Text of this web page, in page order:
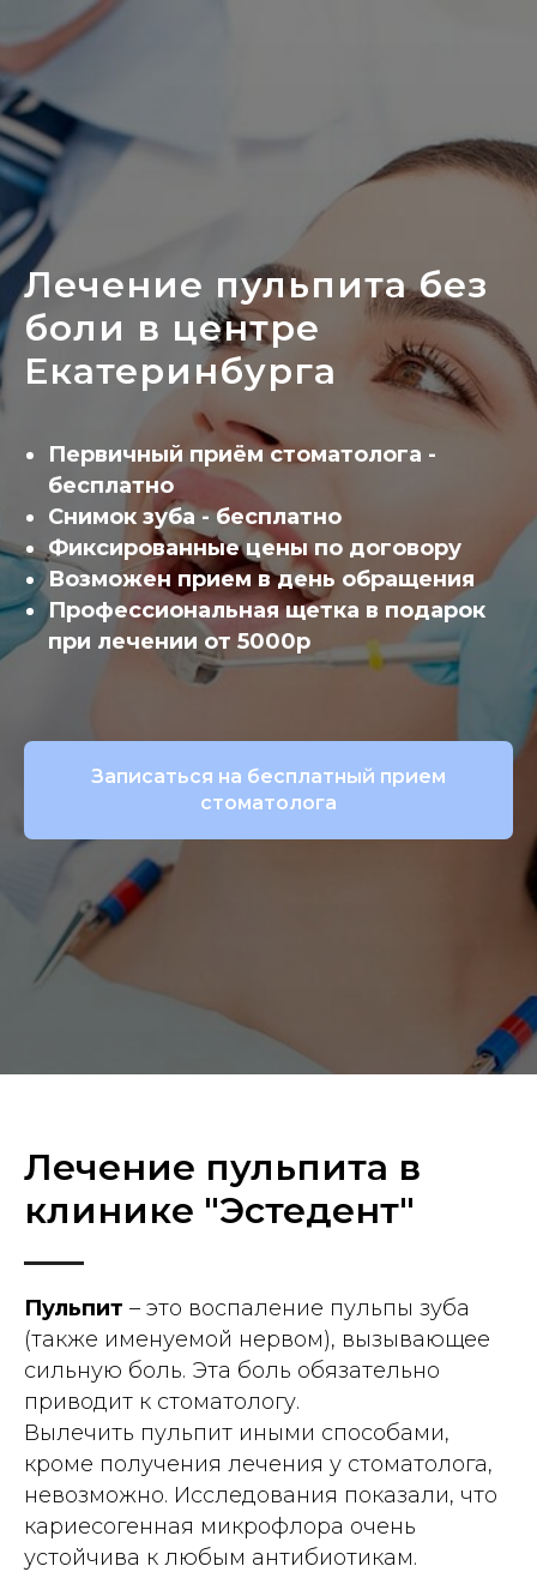
Лечение пульпита без
боли в центре
Екатеринбурга
Первичный приём стоматолога -
бесплатно
Снимок зуба - бесплатно
Фиксированные цены по договору
Возможен прием в день обращения
Профессиональная щетка в подарок
при лечении от 5000р
Записаться на бесплатный прием
стоматолога
Лечение пульпита в
клинике "Эстедент"
Пульпит – это воспаление пульпы зуба
(также именуемой нервом), вызывающее
сильную боль. Эта боль обязательно
приводит к стоматологу.
Вылечить пульпит иными способами,
кроме получения лечения у стоматолога,
невозможно. Исследования показали, что
кариесогенная микрофлора очень
устойчива к любым антибиотикам.